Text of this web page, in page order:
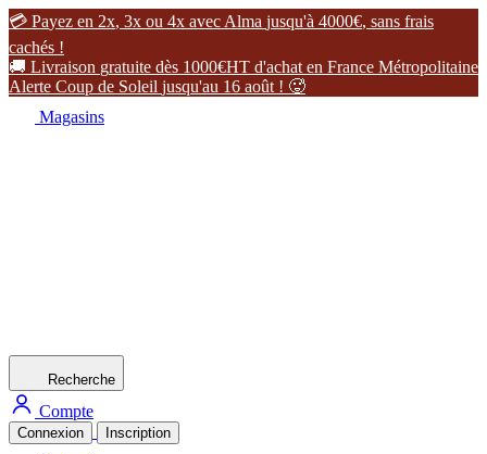
 Payez en 2x, 3x ou 4x avec Alma jusqu'à 4000€, sans frais
cachés !
 Livraison gratuite dès 1000€HT d'achat en France Métropolitaine
Alerte Coup de Soleil jusqu'au 16 août ! 
Magasins
Recherche
Compte
Connexion Inscription